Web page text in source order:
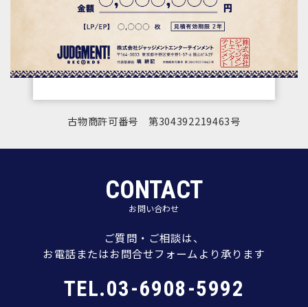
古物商許可番号 第304392219463号
CONTACT
お問い合わせ
ご質問・ご相談は、
お電話またはお問合せフォームより承ります
TEL.03-6908-5992